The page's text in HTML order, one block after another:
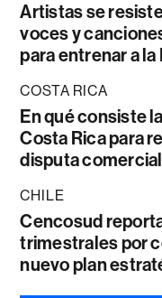
Artistas se
voces y
para entrenar a la
COSTA RICA
En qué consiste
Costa Rica para
disputa
CHILE
Cencosud
trimestrales por
nuevo plan